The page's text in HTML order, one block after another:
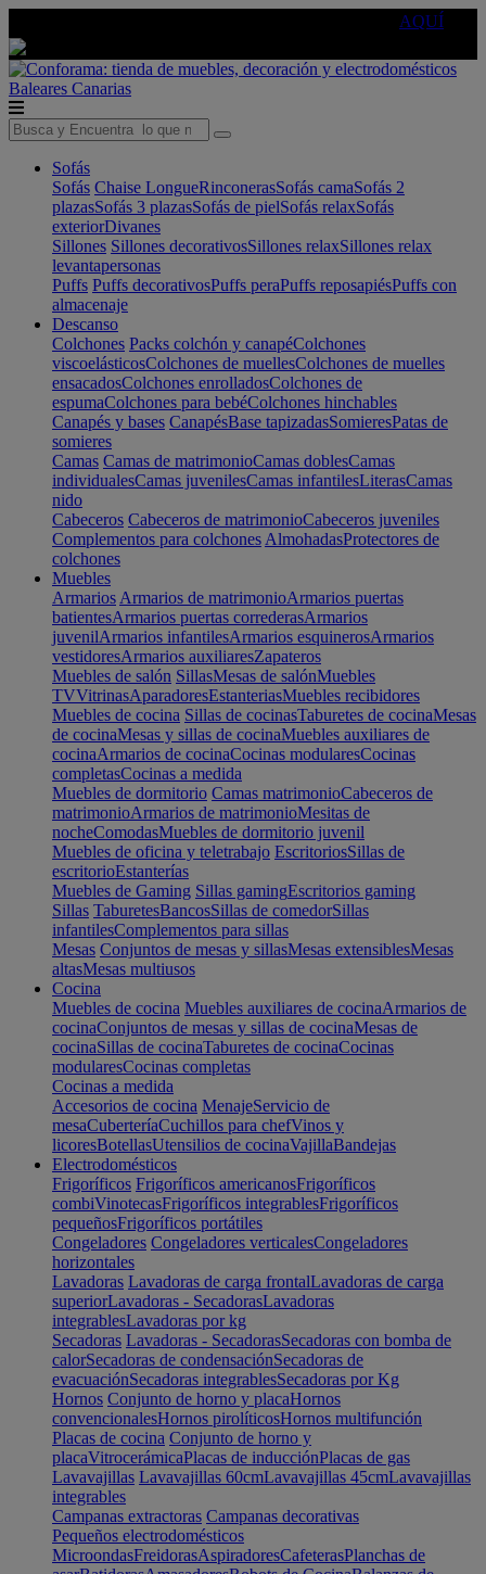
AQUÍ
Baleares Canarias
Sofás
Sofás Chaise LongueRinconerasSofás camaSofás 2
plazasSofás 3 plazasSofás de pielSofás relaxSofás
exteriorDivanes
Sillones Sillones decorativosSillones relaxSillones relax
levantapersonas
Puffs Puffs decorativosPuffs peraPuffs reposapiésPuffs con
almacenaje
Descanso
Colchones Packs colchón y canapéColchones
viscoelásticosColchones de muellesColchones de muelles
ensacadosColchones enrolladosColchones de
espumaColchones para bebéColchones hinchables
Canapés y bases CanapésBase tapizadasSomieresPatas de
somieres
Camas Camas de matrimonioCamas doblesCamas
individualesCamas juvenilesCamas infantilesLiterasCamas
nido
Cabeceros Cabeceros de matrimonioCabeceros juveniles
Complementos para colchones AlmohadasProtectores de
colchones
Muebles
Armarios Armarios de matrimonioArmarios puertas
batientesArmarios puertas correderasArmarios
juvenilArmarios infantilesArmarios esquinerosArmarios
vestidoresArmarios auxiliaresZapateros
Muebles de salón SillasMesas de salónMuebles
TVVitrinasAparadoresEstanteriasMuebles recibidores
Muebles de cocina Sillas de cocinasTaburetes de cocinaMesas
de cocinaMesas y sillas de cocinaMuebles auxiliares de
cocinaArmarios de cocinaCocinas modularesCocinas
completasCocinas a medida
Muebles de dormitorio Camas matrimonioCabeceros de
matrimonioArmarios de matrimonioMesitas de
nocheComodasMuebles de dormitorio juvenil
Muebles de oficina y teletrabajo EscritoriosSillas de
escritorioEstanterías
Muebles de Gaming Sillas gamingEscritorios gaming
Sillas TaburetesBancosSillas de comedorSillas
infantilesComplementos para sillas
Mesas Conjuntos de mesas y sillasMesas extensiblesMesas
altasMesas multiusos
Cocina
Muebles de cocina Muebles auxiliares de cocinaArmarios de
cocinaConjuntos de mesas y sillas de cocinaMesas de
cocinaSillas de cocinaTaburetes de cocinaCocinas
modularesCocinas completas
Cocinas a medida
Accesorios de cocina MenajeServicio de
mesaCuberteríaCuchillos para chefVinos y
licoresBotellasUtensilios de cocinaVajillaBandejas
Electrodomésticos
Frigoríficos Frigoríficos americanosFrigoríficos
combiVinotecasFrigoríficos integrablesFrigoríficos
pequeñosFrigoríficos portátiles
Congeladores Congeladores verticalesCongeladores
horizontales
Lavadoras Lavadoras de carga frontalLavadoras de carga
superiorLavadoras - SecadorasLavadoras
integrablesLavadoras por kg
Secadoras Lavadoras - SecadorasSecadoras con bomba de
calorSecadoras de condensaciónSecadoras de
evacuaciónSecadoras integrablesSecadoras por Kg
Hornos Conjunto de horno y placaHornos
convencionalesHornos pirolíticosHornos multifunción
Placas de cocina Conjunto de horno y
placaVitrocerámicaPlacas de inducciónPlacas de gas
Lavavajillas Lavavajillas 60cmLavavajillas 45cmLavavajillas
integrables
Campanas extractoras Campanas decorativas
Pequeños electrodomésticos
MicroondasFreidorasAspiradoresCafeterasPlanchas de